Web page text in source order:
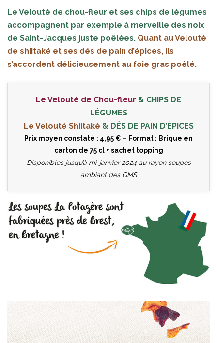
Le Velouté de chou-fleur et ses chips de légumes
accompagnent par exemple à merveille des noix
de Saint-Jacques juste poêlées. Quant au Velouté
de shiitaké et ses dés de pain d’épices, ils
s’accordent délicieusement au foie gras poêlé.
Le Velouté de Chou-fleur & CHIPS DE
LÉGUMES
Le Velouté Shiitaké & DÉS DE PAIN D’ÉPICES
Prix moyen constaté : 4,95 € – Format : Brique en
carton de 75 cl + sachet topping
Disponibles jusqu’à mi-janvier 2024 au rayon soupes
ambiant des GMS